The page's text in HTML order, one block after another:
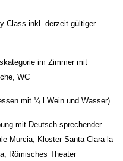
Class inkl. derzeit gültiger
im Zimmer mit
WC
mit ¼ l Wein und Wasser)
mit Deutsch sprechender
Murcia, Kloster Santa Clara la
Römisches Theater